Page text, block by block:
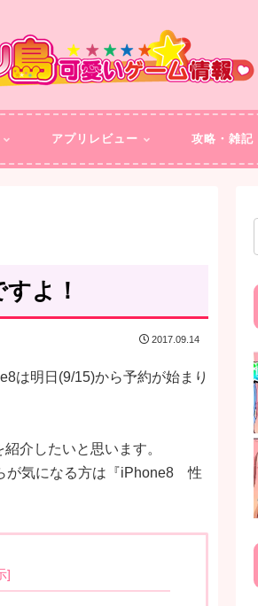
アプリレビュー 攻略・雑記
よ！
2017.09.14
は明日(9/15)から予約が始まり
介したいと思います。
が気になる方は『iPhone8 性
]